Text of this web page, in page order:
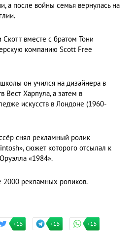
а после войны семья вернулась на
Скотт вместе с братом Тони
компанию Scott Free
он учился на дизайнера в
Вест Харпула, а затем в
искусств в Лондоне (1960-
снял рекламный ролик
сюжет которого отсылал к
«1984».
2000 рекламных роликов.
+15 +15 +15